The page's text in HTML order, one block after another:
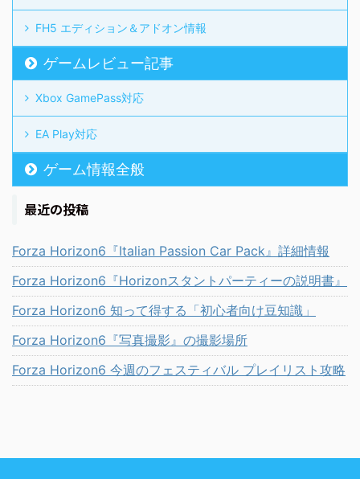
FH5 エディション＆アドオン情報
ゲームレビュー記事
Xbox GamePass対応
EA Play対応
ゲーム情報全般
最近の投稿
Forza Horizon6『Italian Passion Car Pack』詳細情報
Forza Horizon6『Horizonスタントパーティーの説明書』
Forza Horizon6 知って得する「初心者向け豆知識」
Forza Horizon6『写真撮影』の撮影場所
Forza Horizon6 今週のフェスティバル プレイリスト攻略